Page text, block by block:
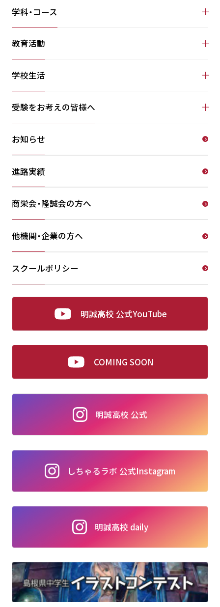
学科・コース
教育活動
学校生活
受験をお考えの皆様へ
お知らせ
進路実績
商栄会・隆誠会の方へ
他機関・企業の方へ
スクールポリシー
明誠高校 公式YouTube
COMING SOON
明誠高校 公式
しちゃるラボ 公式Instagram
明誠高校 daily